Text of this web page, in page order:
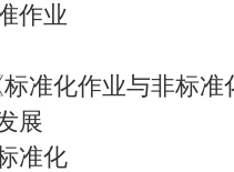
作业
准化作业与非标准
展
准化